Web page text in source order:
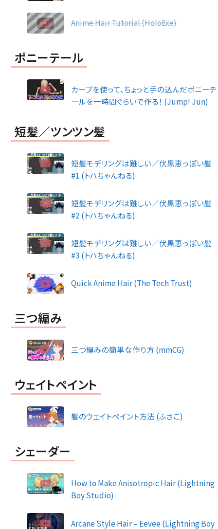
Anime Hair Tutorial (HoloExe)
ポニーテール
カーブを使って、ちょっと手の込んだポニーテ
ールを一時間ぐらいで作る！ (Jump! Jun)
短髪／ツンツン髪
短髪モデリングは難しい／伏黒恵っぽい髪
#1 (トハちゃんねる)
短髪モデリングは難しい／伏黒恵っぽい髪
#2 (トハちゃんねる)
短髪モデリングは難しい／伏黒恵っぽい髪
#3 (トハちゃんねる)
Quick Anime Hair (The Tech Trust)
三つ編み
三つ編みの簡単な作り方 (mmCG)
ウェイトペイント
髪のウェイトペイント方法 (ふさこ)
シェーダー
How to Make Anisotropic Hair (Lightning
Boy Studio)
Arcane Style Hair – Eevee (Lightning Boy